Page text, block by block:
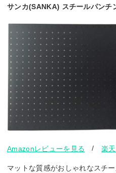
サンカ(SANKA) スチールパンチ
Amazonレビューを見る /楽
マットな質感がおしゃれなスチ